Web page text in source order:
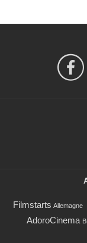
Filmstarts Allemagne
AdoroCinema